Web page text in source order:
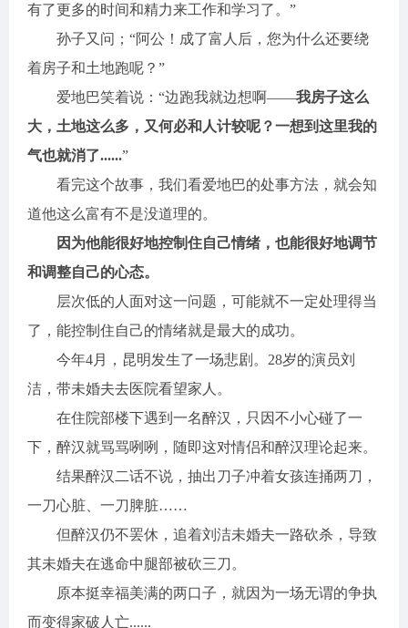
有了更多的时间和精力来工作和学习了。”
孙子又问；“阿公！成了富人后，您为什么还要绕
着房子和土地跑呢？”
爱地巴笑着说：“边跑我就边想啊——我房子这么
大，土地这么多，又何必和人计较呢？一想到这里我的
气也就消了......”
看完这个故事，我们看爱地巴的处事方法，就会知
道他这么富有不是没道理的。
因为他能很好地控制住自己情绪，也能很好地调节
和调整自己的心态。
层次低的人面对这一问题，可能就不一定处理得当
了，能控制住自己的情绪就是最大的成功。
今年4月，昆明发生了一场悲剧。28岁的演员刘
洁，带未婚夫去医院看望家人。
在住院部楼下遇到一名醉汉，只因不小心碰了一
下，醉汉就骂骂咧咧，随即这对情侣和醉汉理论起来。
结果醉汉二话不说，抽出刀子冲着女孩连捅两刀，
一刀心脏、一刀脾脏……
但醉汉仍不罢休，追着刘洁未婚夫一路砍杀，导致
其未婚夫在逃命中腿部被砍三刀。
原本挺幸福美满的两口子，就因为一场无谓的争执
而变得家破人亡......